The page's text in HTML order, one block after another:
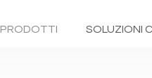
PRODOTTI SOLUZIONI